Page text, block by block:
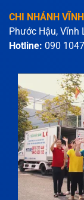
CHI NHÁNH
Phước Hậu, Vĩnh
Hotline: 090